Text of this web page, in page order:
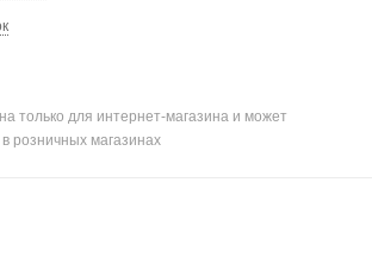
только для интернет-магазина и может
розничных магазинах